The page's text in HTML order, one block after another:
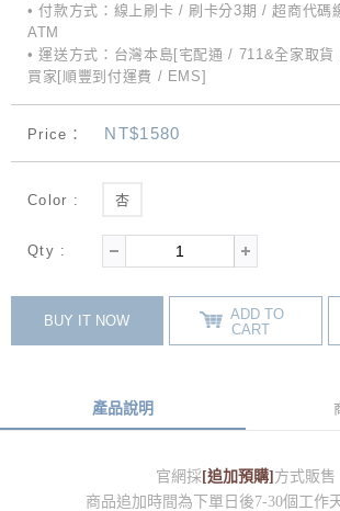
• 付款方式：線上刷卡 / 刷卡分3期 / 超商代碼
ATM
• 運送方式：台灣本島[宅配通 / 711&全家取
買家[順豐到付運費 / EMS]
Price： NT$1580
Color : 杏
Qty :
BUY IT NOW
ADD TO
CART
產品說明
官網採[追加預購]方式販售
商品追加時間為下單日後7-30個工作